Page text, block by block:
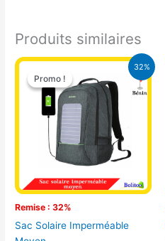
Produits similaires
32%
Promo !
Remise : 32%
Promo !
Sac Solaire Imperméable
Le
prix
initial
était :
32.500 CFA.
Le
prix
actuel
est :